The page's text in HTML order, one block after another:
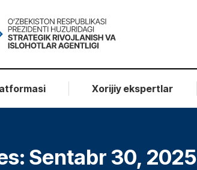
Xorijiy ekspertlar
Sentabr 30, 2025